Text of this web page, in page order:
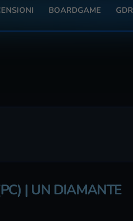
BOARDGAME GDR
| UN DIAMANTE